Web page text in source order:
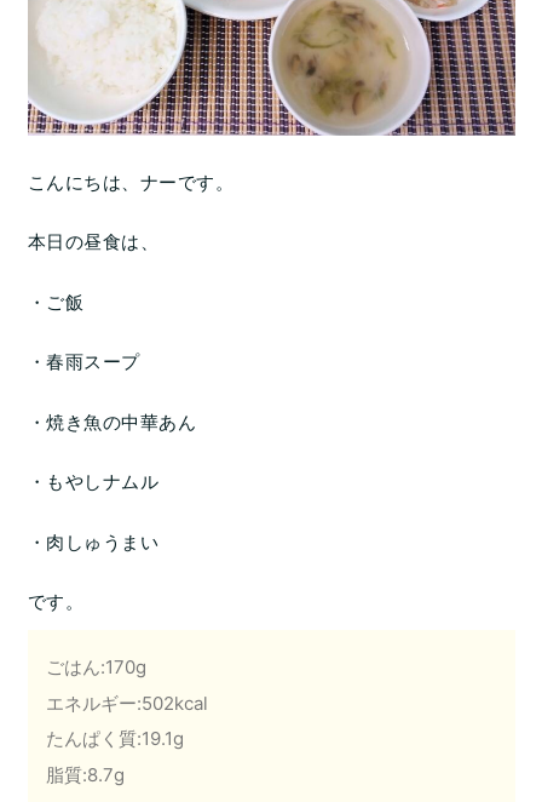
こんにちは、ナーです。
本日の昼食は、
・ご飯
・春雨スープ
・焼き魚の中華あん
・もやしナムル
・肉しゅうまい
です。
ごはん:170g
エネルギー:502kcal
たんぱく質:19.1g
脂質:8.7g